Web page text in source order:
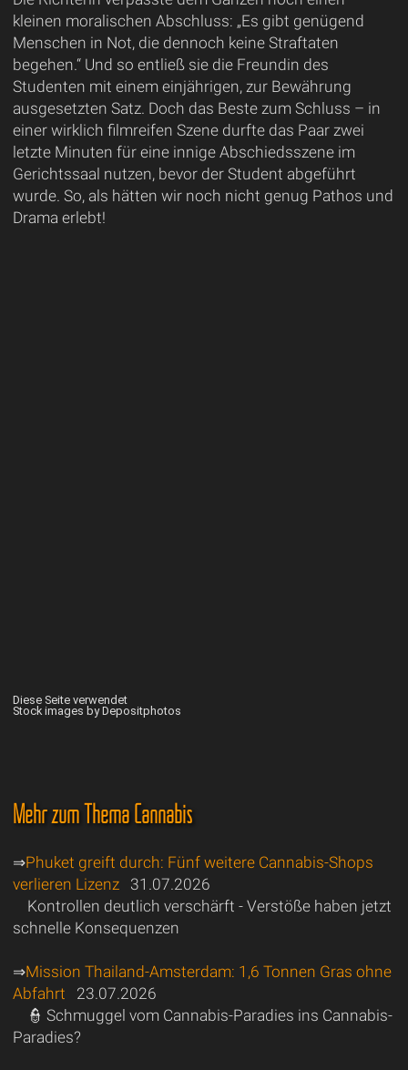
kleinen moralischen Abschluss: „Es gibt genügend
Menschen in Not, die dennoch keine Straftaten
begehen.“ Und so entließ sie die Freundin des
Studenten mit einem einjährigen, zur Bewährung
ausgesetzten Satz. Doch das Beste zum Schluss – in
einer wirklich filmreifen Szene durfte das Paar zwei
letzte Minuten für eine innige Abschiedsszene im
Gerichtssaal nutzen, bevor der Student abgeführt
wurde. So, als hätten wir noch nicht genug Pathos und
Drama erlebt!
Diese Seite verwendet
Stock images by Depositphotos
Mehr zum Thema Cannabis
⇒Phuket greift durch: Fünf weitere Cannabis-Shops
verlieren Lizenz31.07.2026
Kontrollen deutlich verschärft - Verstöße haben jetzt
schnelle Konsequenzen
⇒Mission Thailand-Amsterdam: 1,6 Tonnen Gras ohne
Abfahrt 23.07.2026
👮 Schmuggel vom Cannabis-Paradies ins Cannabis-
Paradies?